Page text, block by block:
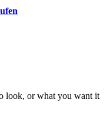
look, or what you want it